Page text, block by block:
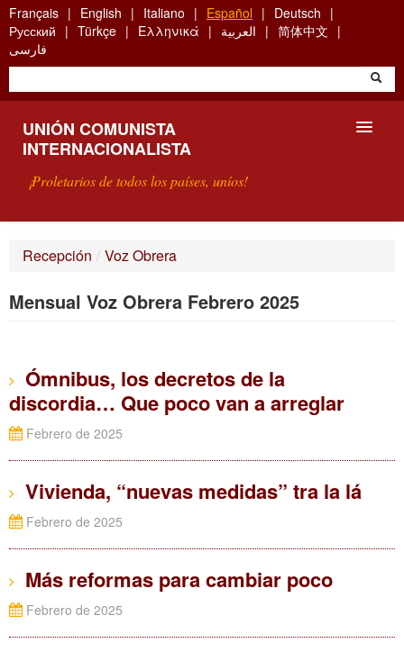
Skip
to
main
content
Français English Italiano Español
Deutsch
Русский
Türkçe Ελληνικά العربية
简体中文
فارسی
UNIÓN COMUNISTA
INTERNACIONALISTA
¡Proletarios de todos los países, uníos!
Recepción / Voz Obrera
Mensual Voz Obrera Febrero 2025
Ómnibus, los decretos de la
discordia… Que poco van a arreglar
Febrero de 2025
Vivienda, “nuevas medidas” tra la lá
Febrero de 2025
Más reformas para cambiar poco
Febrero de 2025